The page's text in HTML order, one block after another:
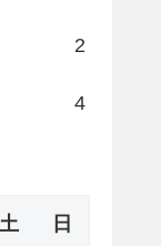
2
4
土 日